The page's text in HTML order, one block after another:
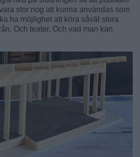
stor nog att kunna användas som
ha möjlighet att köra såväl stora
Och teater. Och vad man kan